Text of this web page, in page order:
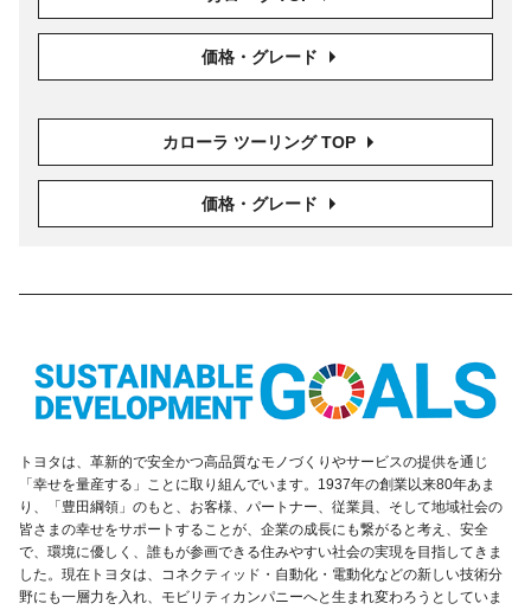
価格・グレード
カローラ ツーリング TOP
価格・グレード
トヨタは、革新的で安全かつ高品質なモノづくりやサービスの提供を通じ
「幸せを量産する」ことに取り組んでいます。1937年の創業以来80年あま
り、「豊田綱領」のもと、お客様、パートナー、従業員、そして地域社会の
皆さまの幸せをサポートすることが、企業の成長にも繋がると考え、安全
で、環境に優しく、誰もが参画できる住みやすい社会の実現を目指してきま
した。現在トヨタは、コネクティッド・自動化・電動化などの新しい技術分
野にも一層力を入れ、モビリティカンパニーへと生まれ変わろうとしていま